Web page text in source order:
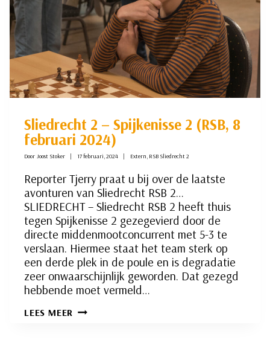
Sliedrecht 2 – Spijkenisse 2 (RSB, 8
februari 2024)
Door Joost Stoker 17 februari, 2024 Extern, RSB Sliedrecht 2
Reporter Tjerry praat u bij over de laatste
avonturen van Sliedrecht RSB 2…
SLIEDRECHT – Sliedrecht RSB 2 heeft thuis
tegen Spijkenisse 2 gezegevierd door de
directe middenmootconcurrent met 5-3 te
verslaan. Hiermee staat het team sterk op
een derde plek in de poule en is degradatie
zeer onwaarschijnlijk geworden. Dat gezegd
hebbende moet vermeld…
LEES MEER SLIEDRECHT